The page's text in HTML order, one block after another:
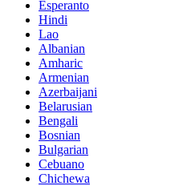
Esperanto
Hindi
Lao
Albanian
Amharic
Armenian
Azerbaijani
Belarusian
Bengali
Bosnian
Bulgarian
Cebuano
Chichewa